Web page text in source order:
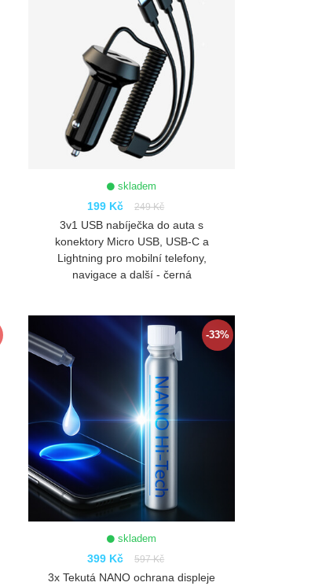
skladem
199 Kč 249 Kč
ZOBRAZIT
3v1 USB nabíječka do auta s
konektory Micro USB, USB-C a
Lightning pro mobilní telefony,
navigace a další - černá
-33%
skladem
399 Kč 597 Kč
3x Tekutá NANO ochrana displeje